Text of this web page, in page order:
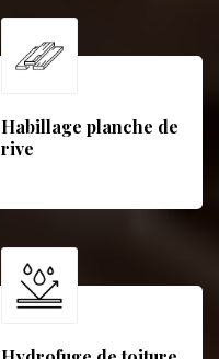
Habillage planche de
rive